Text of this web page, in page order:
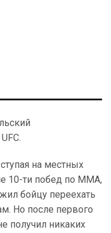
на местных
10-ти побед по ММА,
бойцу переехать
Но после первого
получил никаких